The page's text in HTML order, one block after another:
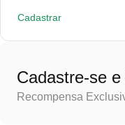
Cadastrar
Cadastre-se
Recompensa